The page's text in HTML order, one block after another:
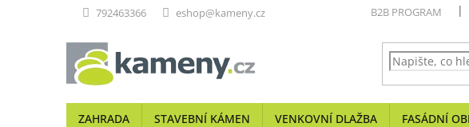
792463366 eshop@kameny.cz B2B PROGRAM
ZAHRADA STAVEBNÍ KÁMEN VENKOVNÍ DLAŽBA FASÁDNÍ